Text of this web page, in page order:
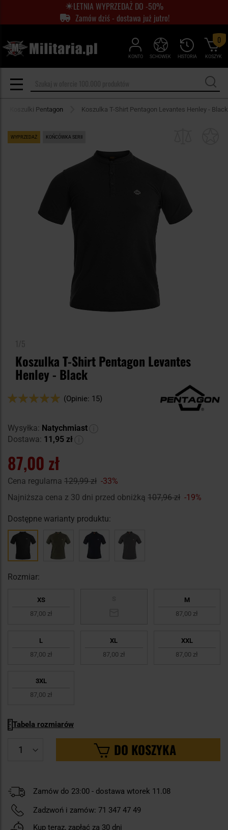
LETNIA WYPRZEDAŻ DO -50%
Zamów dziś - dostawa już jutro!
KONTO HISTORIA
SCHOWEK KOSZYK
0
Koszulki Pentagon Koszulka T-Shirt Pentagon Levantes Henley - Black
WYPRZEDAŻ KOŃCÓWKA SERII
Koszulka T-Shirt Pentagon Levantes
Henley - Black
Ocena:
(Opinie: 15)
Wysyłka: Natychmiast
Dostawa: 11,95 zł
87,00 zł
Cena regularna 129,99 zł -33%
Najniższa cena z 30 dni przed obniżką 107,96 zł -19%
Dostępne warianty produktu:
Rozmiar:
XS
87,00 zł
M
87,00 zł
L
87,00 zł
XL
87,00 zł
XXL
87,00 zł
3XL
87,00 zł
Tabela rozmiarów
DO KOSZYKA
Zamów do 23:00 - dostawa wtorek 11.08
Zadzwoń i zamów: 71 347 47 49
Kup teraz, zapłać za 30 dni